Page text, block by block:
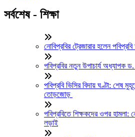
সর্বশেষ - শিক্ষা
নোবিপ্রবির ট্রেজারার হলেন
পবিপ্রবির নতুন উপাচার্য অধ্যাপক
পবিপ্রবি ভিসির বিদায় ঘণ্টা: শেষ
তোড়জোড়
পবিপ্রবিতে শিক্ষকদের ওপর হামলা:
লড়াই